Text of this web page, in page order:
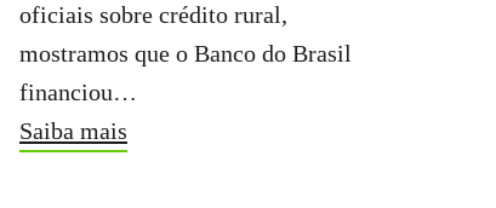
oficiais sobre crédito rural,
mostramos que o Banco do Brasil
financiou…
Saiba mais